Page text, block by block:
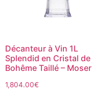
Décanteur à Vin 1L
Splendid en Cristal de
Bohême Taillé – Moser
1,804.00€